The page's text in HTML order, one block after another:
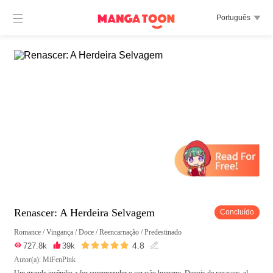
 Português 
Renascer: A Herdeira Selvagem Concluído
Romance /Vingança /Doce /Reencarnação /Predestinado
 727.8k 39k  4.8 
Autor(a): MiFenPink